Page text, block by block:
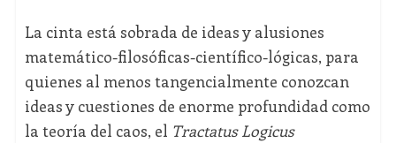
La cinta está sobrada de ideas y alusiones
matemático-filosóficas-científico-lógicas, para
quienes al menos tangencialmente conozcan
ideas y cuestiones de enorme profundidad como
la teoría del caos, el Tractatus Logicus